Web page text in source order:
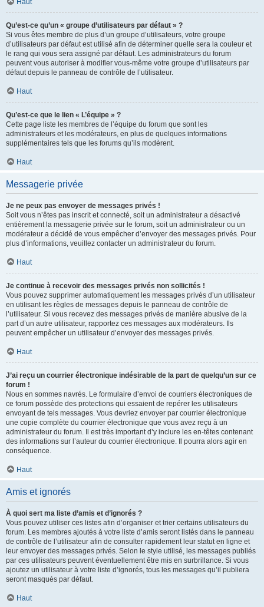
Haut
Qu’est-ce qu’un « groupe d’utilisateurs par défaut » ?
Si vous êtes membre de plus d’un groupe d’utilisateurs, votre groupe
d’utilisateurs par défaut est utilisé afin de déterminer quelle sera la couleur et
le rang qui vous sera assigné par défaut. Les administrateurs du forum
peuvent vous autoriser à modifier vous-même votre groupe d’utilisateurs par
défaut depuis le panneau de contrôle de l’utilisateur.
Haut
Qu’est-ce que le lien « L’équipe » ?
Cette page liste les membres de l’équipe du forum que sont les
administrateurs et les modérateurs, en plus de quelques informations
supplémentaires tels que les forums qu’ils modèrent.
Haut
Messagerie privée
Je ne peux pas envoyer de messages privés !
Soit vous n’êtes pas inscrit et connecté, soit un administrateur a désactivé
entièrement la messagerie privée sur le forum, soit un administrateur ou un
modérateur a décidé de vous empêcher d’envoyer des messages privés. Pour
plus d’informations, veuillez contacter un administrateur du forum.
Haut
Je continue à recevoir des messages privés non sollicités !
Vous pouvez supprimer automatiquement les messages privés d’un utilisateur
en utilisant les règles de messages depuis le panneau de contrôle de
l’utilisateur. Si vous recevez des messages privés de manière abusive de la
part d’un autre utilisateur, rapportez ces messages aux modérateurs. Ils
peuvent empêcher un utilisateur d’envoyer des messages privés.
Haut
J’ai reçu un courrier électronique indésirable de la part de quelqu’un sur ce
forum !
Nous en sommes navrés. Le formulaire d’envoi de courriers électroniques de
ce forum possède des protections qui essaient de repérer les utilisateurs
envoyant de tels messages. Vous devriez envoyer par courrier électronique
une copie complète du courrier électronique que vous avez reçu à un
administrateur du forum. Il est très important d’y inclure les en-têtes contenant
des informations sur l’auteur du courrier électronique. Il pourra alors agir en
conséquence.
Haut
Amis et ignorés
À quoi sert ma liste d’amis et d’ignorés ?
Vous pouvez utiliser ces listes afin d’organiser et trier certains utilisateurs du
forum. Les membres ajoutés à votre liste d’amis seront listés dans le panneau
de contrôle de l’utilisateur afin de consulter rapidement leur statut en ligne et
leur envoyer des messages privés. Selon le style utilisé, les messages publiés
par ces utilisateurs peuvent éventuellement être mis en surbrillance. Si vous
ajoutez un utilisateur à votre liste d’ignorés, tous les messages qu’il publiera
seront masqués par défaut.
Haut